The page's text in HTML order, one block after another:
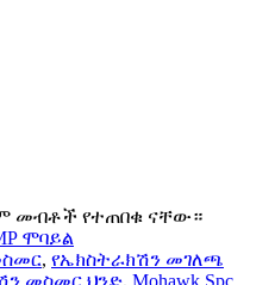
መብቶች የተጠበቁ ናቸው።
ሞባይል
, የኤክስትራክሽን መገለጫ